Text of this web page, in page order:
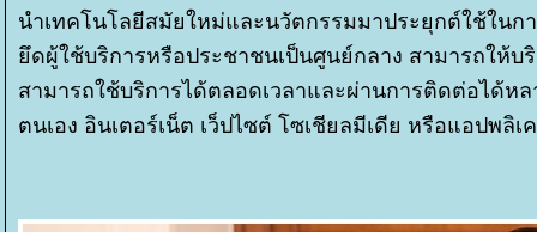
นำเทคโนโลยีสมัยใหม่และนวัตกรรมมาประยุกต์ใช้ใน
ดผู้ใช้บริการหรือประชาชนเป็นศูนย์กลาง สามารถให้บริ
สามารถใช้บริการได้ตลอดเวลาและผ่านการติดต่อได้
ตนเอง อินเตอร์เน็ต เว็ปไซต์ โซเชียลมีเดีย หรือแอปพลิ